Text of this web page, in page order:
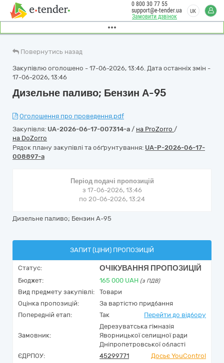
Замовити дзвінок
0 800 30 77 55
support@e-tender.ua
UK
Повернутись назад
Закупівлю оголошено - 17-06-2026, 13:46. Дата останніх змін -
17-06-2026, 13:46
Дизельне паливо; Бензин А-95
Оголошення про проведення.pdf
Закупівля: UA-2026-06-17-007314-a / на ProZorro /
на DoZorro
Рядок плану закупівлі та обґрунтування: UA-P-2026-06-17-
008897-a
Період подачі пропозицій
з 17-06-2026, 13:46
по 20-06-2026, 13:24
Дизельне паливо; Бензин А-95
ЗАПИТ (ЦІНИ) ПРОПОЗИЦІЙ
Статус: ОЧІКУВАННЯ ПРОПОЗИЦІЙ
Бюджет: 165 000 UAH (з ПДВ)
Вид предмету закупівлі:
Товари
Оцінка пропозицій:
За вартістю придбання
Попередній етап:
Так Перейти до відбору
Замовник:
Дерезуватська гімназія
Яворницької селищної ради
Дніпропетровської області
ЄДРПОУ:
45299771
Досьє YouControl